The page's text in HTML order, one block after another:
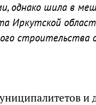
однако шила в
Иркутской
строительства
и